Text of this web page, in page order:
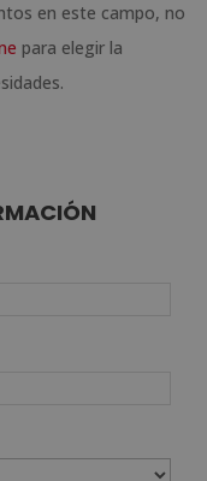
en este campo, no
para elegir la